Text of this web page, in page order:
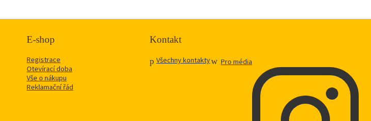
E-shop
Registrace
Otevírací doba
Vše o nákupu
Reklamační řád
Kontakt
Všechny kontakty Pro média